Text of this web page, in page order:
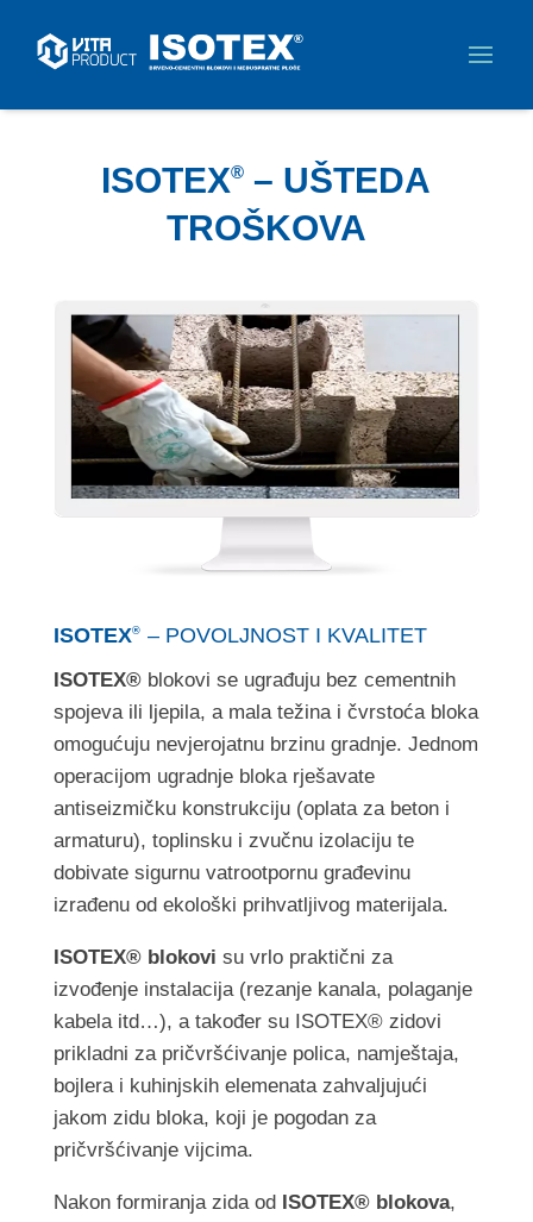
ISOTEX® – UŠTEDA
TROŠKOVA
ISOTEX® – POVOLJNOST I KVALITET
ISOTEX®blokovi se ugrađuju bez cementnih
spojeva ili ljepila, a mala težina i čvrstoća bloka
omogućuju nevjerojatnu brzinu gradnje. Jednom
operacijom ugradnje bloka rješavate
antiseizmičku konstrukciju (oplata za beton i
armaturu), toplinsku i zvučnu izolaciju te
dobivate sigurnu vatrootpornu građevinu
izrađenu od ekološki prihvatljivog materijala.
ISOTEX® blokovi su vrlo praktični za
izvođenje instalacija (rezanje kanala, polaganje
kabela itd…), a također su ISOTEX® zidovi
prikladni za pričvršćivanje polica, namještaja,
bojlera i kuhinjskih elemenata zahvaljujući
jakom zidu bloka, koji je pogodan za
pričvršćivanje vijcima.
Nakon formiranja zida od ISOTEX® blokova,